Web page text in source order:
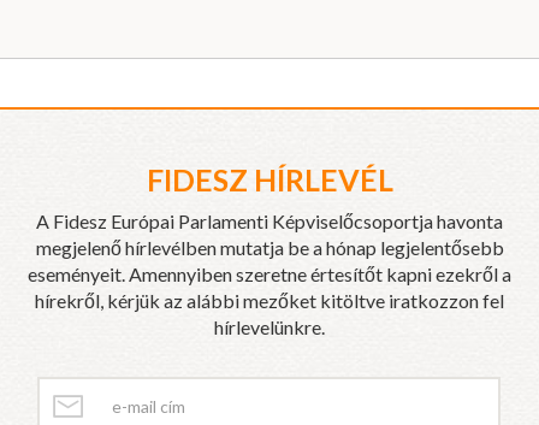
FIDESZ HÍRLEVÉL
A Fidesz Európai Parlamenti Képviselőcsoportja havonta
megjelenő hírlevélben mutatja be a hónap legjelentősebb
eseményeit. Amennyiben szeretne értesítőt kapni ezekről a
hírekről, kérjük az alábbi mezőket kitöltve iratkozzon fel
hírlevelünkre.